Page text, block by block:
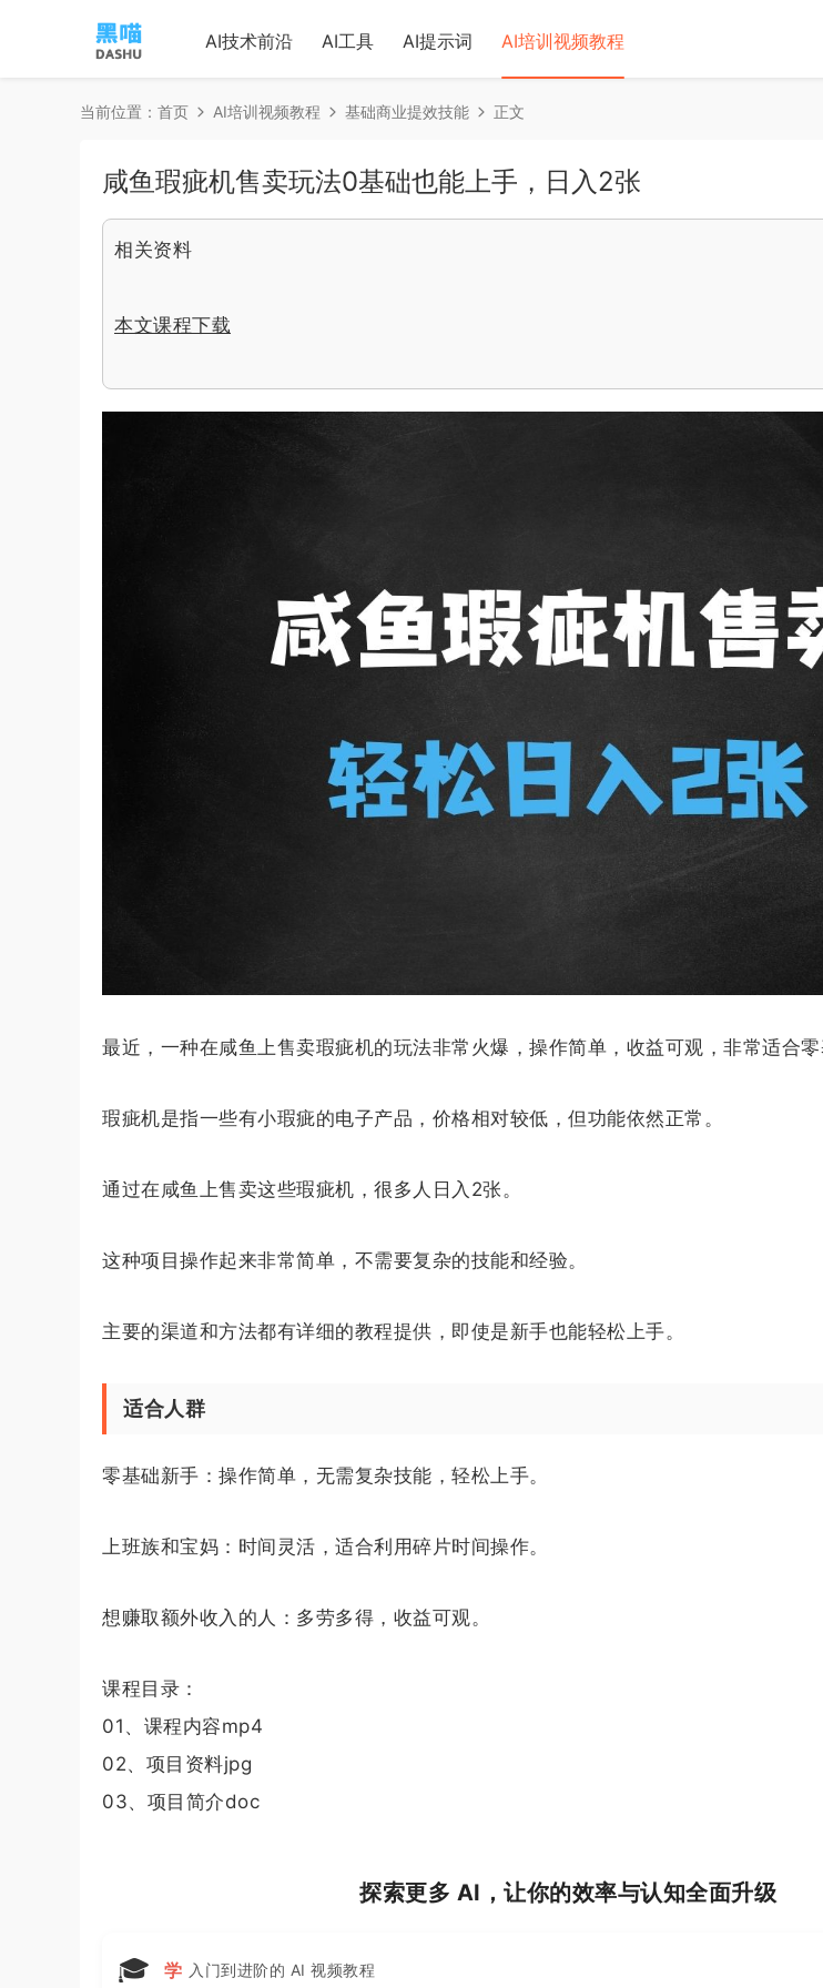
AI技术前沿 AI工具 AI提示词 AI培训视频教程
当前位置： 首页 AI培训视频教程 基础商业提效技能 正文
咸鱼瑕疵机售卖玩法0基础也能上手，日入2张
相关资料
本文课程下载
最近，一种在咸鱼上售卖瑕疵机的玩法非常火爆，操作简单，收益可观，非常适合零
瑕疵机是指一些有小瑕疵的电子产品，价格相对较低，但功能依然正常。
通过在咸鱼上售卖这些瑕疵机，很多人日入2张。
这种项目操作起来非常简单，不需要复杂的技能和经验。
主要的渠道和方法都有详细的教程提供，即使是新手也能轻松上手。
适合人群
零基础新手：操作简单，无需复杂技能，轻松上手。
上班族和宝妈：时间灵活，适合利用碎片时间操作。
想赚取额外收入的人：多劳多得，收益可观。
课程目录：
01、课程内容mp4
02、项目资料jpg
03、项目简介doc
探索更多 AI，让你的效率与认知全面升级
🎓 学 入门到进阶的 AI 视频教程